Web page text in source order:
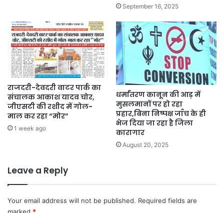
September 16, 2025
राजदरी-देवदरी वाटर पार्क का
संचालक आकाश यादव चोर,
जीएसटी की रशीद में गोल-
माल कर रहा “मोर”
1 week ago
धर्मांतरण कानून की आड़ में
मुसलमानों पर हो रहा
प्रहार,बिना निष्पक्ष जाँच के ही
भेज दिया जा रहा है जिला
कारागार
August 20, 2025
Leave a Reply
Your email address will not be published. Required fields are